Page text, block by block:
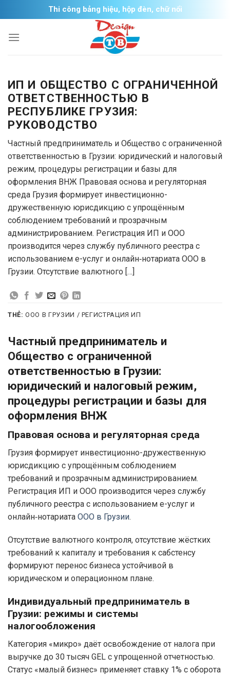
to
content
Thi công bảng hiệu, hộp đèn, chữ nổi
ИП И ОБЩЕСТВО С ОГРАНИЧЕННОЙ
ОТВЕТСТВЕННОСТЬЮ В
РЕСПУБЛИКЕ ГРУЗИЯ:
РУКОВОДСТВО
Частный предприниматель и Общество с ограниченной
ответственностью в Грузии: юридический и налоговый
режим, процедуры регистрации и базы для
оформления ВНЖ Правовая основа и регуляторная
среда Грузия формирует инвестиционно-
дружественную юрисдикцию с упрощённым
соблюдением требований и прозрачным
администрированием. Регистрация ИП и ООО
производится через службу публичного реестра с
использованием e-услуг и онлайн‑нотариата ООО в
Грузии. Отсутствие валютного […]
THẺ: ООО В ГРУЗИИ / РЕГИСТРАЦИЯ ИП
Частный предприниматель и
Общество с ограниченной
ответственностью в Грузии:
юридический и налоговый режим,
процедуры регистрации и базы для
оформления ВНЖ
Правовая основа и регуляторная среда
Грузия формирует инвестиционно-дружественную
юрисдикцию с упрощённым соблюдением
требований и прозрачным администрированием.
Регистрация ИП и ООО производится через службу
публичного реестра с использованием e-услуг и
онлайн‑нотариата ООО в Грузии.
Отсутствие валютного контроля, отсутствие жёстких
требований к капиталу и требования к сабстенсу
формируют перенос бизнеса устойчивой в
юридическом и операционном плане.
Индивидуальный предприниматель в
Грузии: режимы и системы
налогообложения
Категория «микро» даёт освобождение от налога при
выручке до 30 тысяч GEL с упрощенной отчетностью.
Статус «малый бизнес» применяет ставку 1% с оборота